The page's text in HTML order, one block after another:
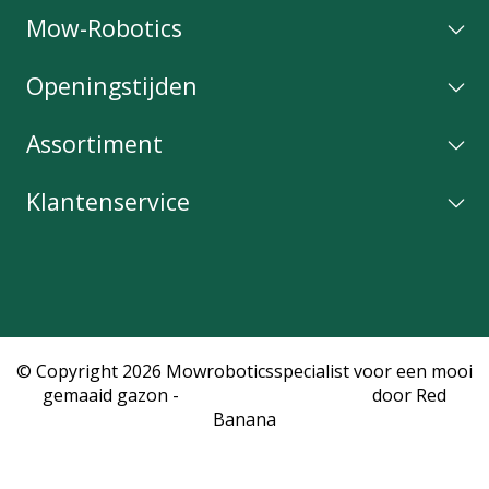
Mow-Robotics
Openingstijden
Assortiment
Klantenservice
© Copyright 2026 Mowroboticsspecialist voor een mooi
gemaaid gazon -
door Red
Banana